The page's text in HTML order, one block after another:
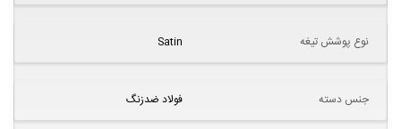
نوع پوشش تیغه Satin
جنس دسته فولاد ضدزنگ